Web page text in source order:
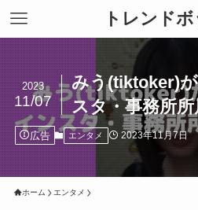
トレンド
みう(tiktoker)
スタ・事務所
2023
11/07
広告 エンタメ 2023年11月7日
ホーム エンタメ